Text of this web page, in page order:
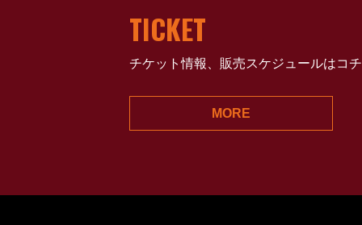
TICKET
チケット情報、販売スケジュールはコ
MORE